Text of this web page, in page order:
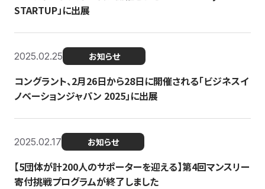
STARTUP」に出展
2025.02.25 お知らせ
コングラント、2月26日から28日に開催される「ビジネスイ
ノベーションジャパン 2025」に出展
2025.02.17 お知らせ
【5団体が計200人のサポーターを迎える】​​第4回マンスリー
寄付挑戦プログラムが終了しました